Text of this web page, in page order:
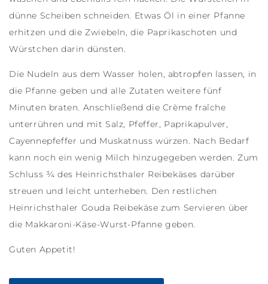
dünne Scheiben schneiden. Etwas Öl in einer Pfanne
erhitzen und die Zwiebeln, die Paprikaschoten und
Würstchen darin dünsten.
Die Nudeln aus dem Wasser holen, abtropfen lassen, in
die Pfanne geben und alle Zutaten weitere fünf
Minuten braten. Anschließend die Crème fraîche
unterrühren und mit Salz, Pfeffer, Paprikapulver,
Cayennepfeffer und Muskatnuss würzen. Nach Bedarf
kann noch ein wenig Milch hinzugegeben werden. Zum
Schluss ¾ des Heinrichsthaler Reibekäses darüber
streuen und leicht unterheben. Den restlichen
Heinrichsthaler Gouda Reibekäse zum Servieren über
die Makkaroni-Käse-Wurst-Pfanne geben.
Guten Appetit!